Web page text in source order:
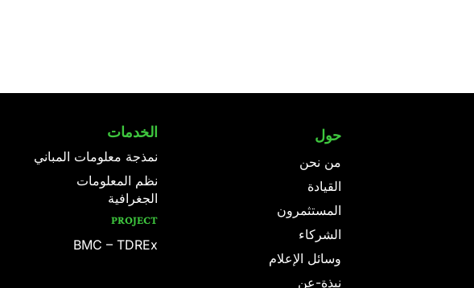
الخدمات
نمذجة معلومات المباني
نظم المعلومات
الجغرافية
PROJECT
BMC – TDREx
حول
من نحن
القيادة
المستثمرون
الشركاء
وسائل الإعلام
نبذة-عن